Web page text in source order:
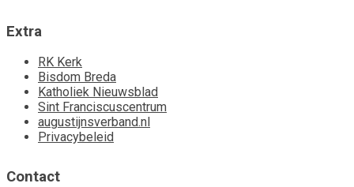
Extra
RK Kerk
Bisdom Breda
Katholiek Nieuwsblad
Sint Franciscuscentrum
augustijnsverband.nl
Privacybeleid
Contact